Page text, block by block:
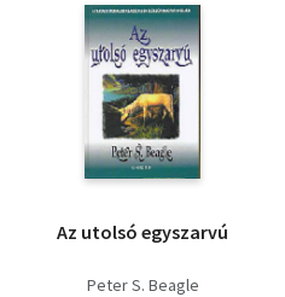
Az utolsó egyszarvú
Peter S. Beagle